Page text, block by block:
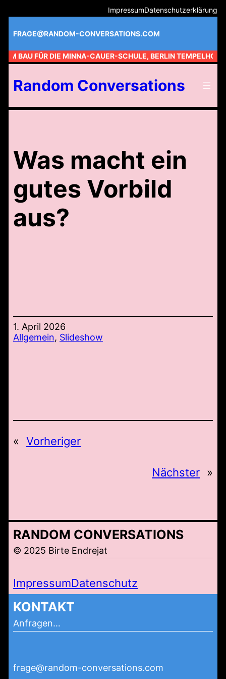
Inhalt
springen
ImpressumDatenschutzerklärung
FRAGE@RANDOM-CONVERSATIONS.COM
AM BAU FÜR DIE MINNA-CAUER-SCHULE, BERLIN TEMPELHOF //
Random Conversations
Was macht ein
gutes Vorbild
aus?
1. April 2026
Allgemein, Slideshow
« Vorheriger
Nächster »
RANDOM CONVERSATIONS
© 2025 Birte Endrejat
ImpressumDatenschutz
KONTAKT
Anfragen…
frage@random-conversations.com